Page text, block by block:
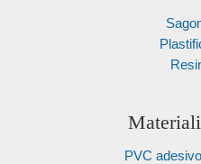
PVC